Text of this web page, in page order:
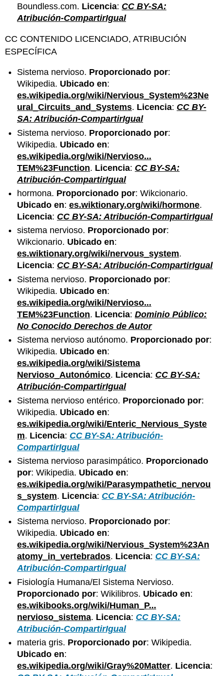
Boundless.com. Licencia: CC BY-SA:
Atribución-CompartirIgual
CC CONTENIDO LICENCIADO, ATRIBUCIÓN
ESPECÍFICA
Sistema nervioso. Proporcionado por:
Wikipedia. Ubicado en:
es.wikipedia.org/wiki/Nervious_System%23Ne
ural_Circuits_and_Systems. Licencia: CC BY-
SA: Atribución-CompartirIgual
Sistema nervioso. Proporcionado por:
Wikipedia. Ubicado en:
es.wikipedia.org/wiki/Nervioso...
TEM%23Function. Licencia: CC BY-SA:
Atribución-CompartirIgual
hormona. Proporcionado por: Wikcionario.
Ubicado en:es.wiktionary.org/wiki/hormone.
Licencia: CC BY-SA: Atribución-CompartirIgual
sistema nervioso. Proporcionado por:
Wikcionario. Ubicado en:
es.wiktionary.org/wiki/nervous_system.
Licencia: CC BY-SA: Atribución-CompartirIgual
Sistema nervioso. Proporcionado por:
Wikipedia. Ubicado en:
es.wikipedia.org/wiki/Nervioso...
TEM%23Function. Licencia:Dominio Público:
No Conocido Derechos de Autor
Sistema nervioso autónomo. Proporcionado por:
Wikipedia. Ubicado en:
es.wikipedia.org/wiki/Sistema
Nervioso_Autonómico. Licencia: CC BY-SA:
Atribución-CompartirIgual
Sistema nervioso entérico. Proporcionado por:
Wikipedia. Ubicado en:
es.wikipedia.org/wiki/Enteric_Nervious_Syste
m. Licencia: CC BY-SA: Atribución-
CompartirIgual
Sistema nervioso parasimpático. Proporcionado
por: Wikipedia. Ubicado en:
es.wikipedia.org/wiki/Parasympathetic_nervou
s_system. Licencia: CC BY-SA: Atribución-
CompartirIgual
Sistema nervioso. Proporcionado por:
Wikipedia. Ubicado en:
es.wikipedia.org/wiki/Nervious_System%23An
atomy_in_vertebrados. Licencia: CC BY-SA:
Atribución-CompartirIgual
Fisiología Humana/El Sistema Nervioso.
Proporcionado por: Wikilibros. Ubicado en:
es.wikibooks.org/wiki/Human_P...
nervioso_sistema. Licencia: CC BY-SA:
Atribución-CompartirIgual
materia gris. Proporcionado por: Wikipedia.
Ubicado en:
es.wikipedia.org/wiki/Gray%20Matter. Licencia: